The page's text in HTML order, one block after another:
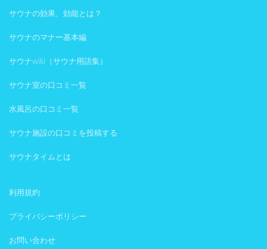
サウナの効果、効能とは？
サウナのマナー基本編
サウナwiki（サウナ用語集）
サウナ室の口コミ一覧
水風呂の口コミ一覧
サウナ施設の口コミを投稿する
サウナタイムとは
利用規約
プライバシーポリシー
お問い合わせ